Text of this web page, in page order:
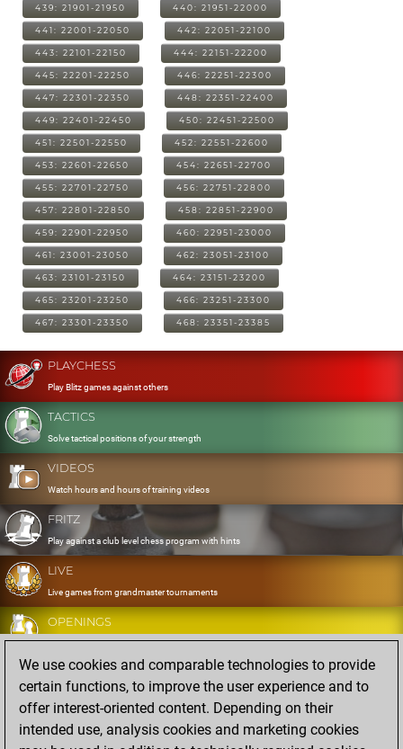
439: 21901-21950 440: 21951-22000
441: 22001-22050 442: 22051-22100
443: 22101-22150 444: 22151-22200
445: 22201-22250 446: 22251-22300
447: 22301-22350 448: 22351-22400
449: 22401-22450 450: 22451-22500
451: 22501-22550 452: 22551-22600
453: 22601-22650 454: 22651-22700
455: 22701-22750 456: 22751-22800
457: 22801-22850 458: 22851-22900
459: 22901-22950 460: 22951-23000
461: 23001-23050 462: 23051-23100
463: 23101-23150 464: 23151-23200
465: 23201-23250 466: 23251-23300
467: 23301-23350 468: 23351-23385
PLAYCHESS
Play Blitz games against others
TACTICS
Solve tactical positions of your strength
VIDEOS
Watch hours and hours of training videos
FRITZ
Play against a club level chess program with hints
LIVE
Live games from grandmaster tournaments
OPENINGS
Develop and exercise your openings
DATABASE
Eight million strong games
MYGAMES
Store and analyse your own games in the cloud
We use cookies and comparable technologies to provide
certain functions, to improve the user experience and to
offer interest-oriented content. Depending on their
intended use, analysis cookies and marketing cookies